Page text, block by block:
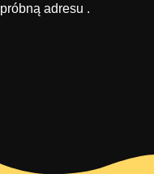
próbną adresu .